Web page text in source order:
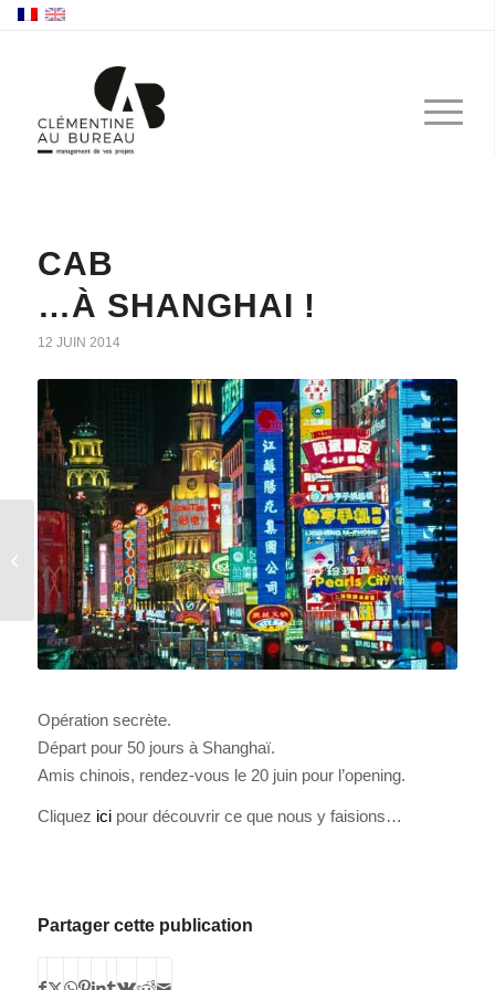
CAB
…À SHANGHAI !
12 JUIN 2014
Opération secrète.
Départ pour 50 jours à Shanghaï.
Amis chinois, rendez-vous le 20 juin pour l’opening.
Cliquez icipour découvrir ce que nous y faisions…
Partager cette publication
SMCP À
LA CITÉ DE LA MODE